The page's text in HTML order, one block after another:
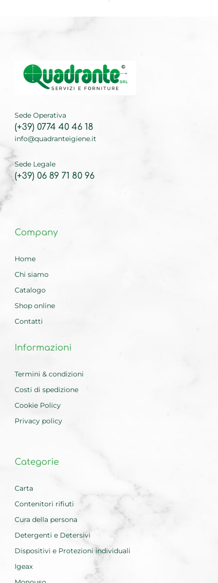
Sede Operativa
(+39) 0774 40 46 18
info@quadranteigiene.it
Sede Legale
(+39) 06 89 71 80 96
Company
Home
Chi siamo
Catalogo
Shop online
Contatti
Informazioni
Termini & condizioni
Costi di spedizione
Cookie Policy
Privacy policy
Categorie
Carta
Contenitori rifiuti
Cura della persona
Detergenti e Detersivi
Dispositivi e Protezioni individuali
Igeax